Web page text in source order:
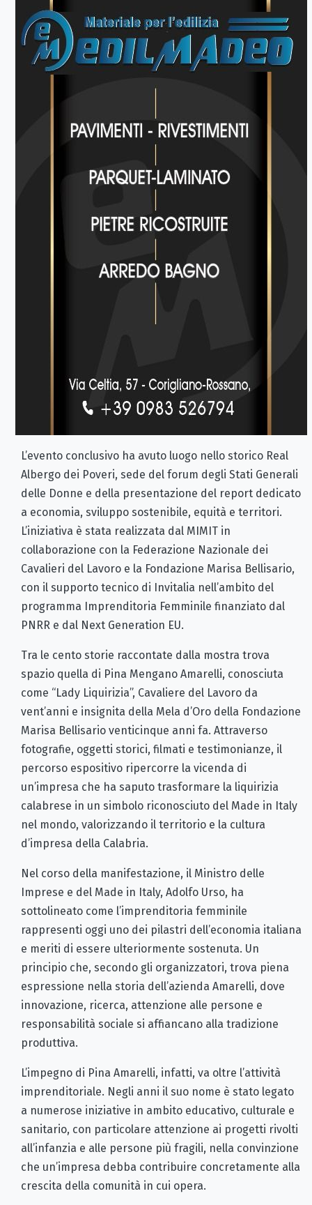
L’evento conclusivo ha avuto luogo nello storico Real
Albergo dei Poveri, sede del forum degli Stati Generali
delle Donne e della presentazione del report dedicato
a economia, sviluppo sostenibile, equità e territori.
L’iniziativa è stata realizzata dal MIMIT in
collaborazione con la Federazione Nazionale dei
Cavalieri del Lavoro e la Fondazione Marisa Bellisario,
con il supporto tecnico di Invitalia nell’ambito del
programma Imprenditoria Femminile finanziato dal
PNRR e dal Next Generation EU.
Tra le cento storie raccontate dalla mostra trova
spazio quella di Pina Mengano Amarelli, conosciuta
come “Lady Liquirizia”, Cavaliere del Lavoro da
vent’anni e insignita della Mela d’Oro della Fondazione
Marisa Bellisario venticinque anni fa. Attraverso
fotografie, oggetti storici, filmati e testimonianze, il
percorso espositivo ripercorre la vicenda di
un’impresa che ha saputo trasformare la liquirizia
calabrese in un simbolo riconosciuto del Made in Italy
nel mondo, valorizzando il territorio e la cultura
d’impresa della Calabria.
Nel corso della manifestazione, il Ministro delle
Imprese e del Made in Italy, Adolfo Urso, ha
sottolineato come l’imprenditoria femminile
rappresenti oggi uno dei pilastri dell’economia italiana
e meriti di essere ulteriormente sostenuta. Un
principio che, secondo gli organizzatori, trova piena
espressione nella storia dell’azienda Amarelli, dove
innovazione, ricerca, attenzione alle persone e
responsabilità sociale si affiancano alla tradizione
produttiva.
L’impegno di Pina Amarelli, infatti, va oltre l’attività
imprenditoriale. Negli anni il suo nome è stato legato
a numerose iniziative in ambito educativo, culturale e
sanitario, con particolare attenzione ai progetti rivolti
all’infanzia e alle persone più fragili, nella convinzione
che un’impresa debba contribuire concretamente alla
crescita della comunità in cui opera.